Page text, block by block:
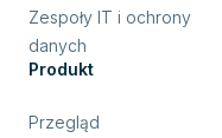
Zespoły IT i ochrony
danych
Produkt
Przegląd